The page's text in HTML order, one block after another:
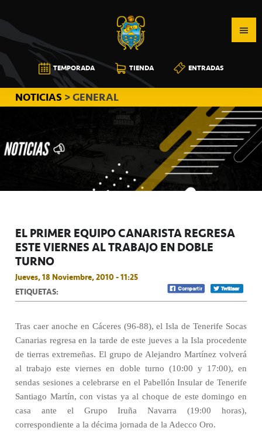
a
la
navegación
principal
al
contenido
principal
a
la
barra
lateral
principal
CB
CANARIAS
TEMPORADA TIENDA ENTRADAS
NOTICIAS > GENERAL
EL PRIMER EQUIPO CANARISTA REGRESA
ESTE VIERNES AL TRABAJO EN DOBLE
TURNO
Jueves, 18 Noviembre, 2010 - 11:25
ETIQUETAS:
Tras caer anoche en Cáceres (96-88), el Isla de Tenerife Socas
Canarias regresa en la tarde de este jueves a la Isla procedente
de tierras extremeñas. El grupo de Alejandro Martínez volverá
al trabajo este viernes en doble turno (10:00 y 17:00), en
sendas sesiones a celebrarse en el Pabellón Insular de Tenerife
Santiago Martín, con vistas ya al choque de este domingo en
casa ante el Grupo Iruña Navarra (19:00 horas),
correspondiente a la décima jornada de la Adecco Oro.